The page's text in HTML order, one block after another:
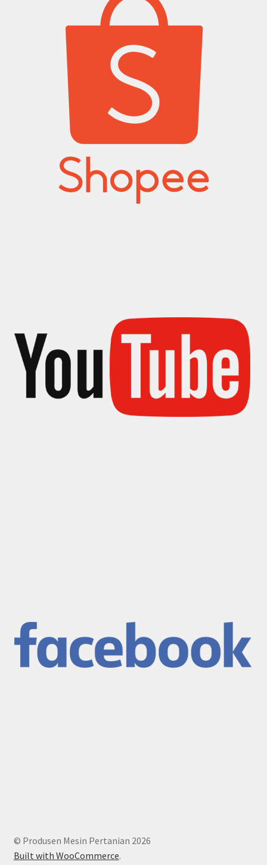
© Produsen Mesin Pertanian 2026
Built with WooCommerce.